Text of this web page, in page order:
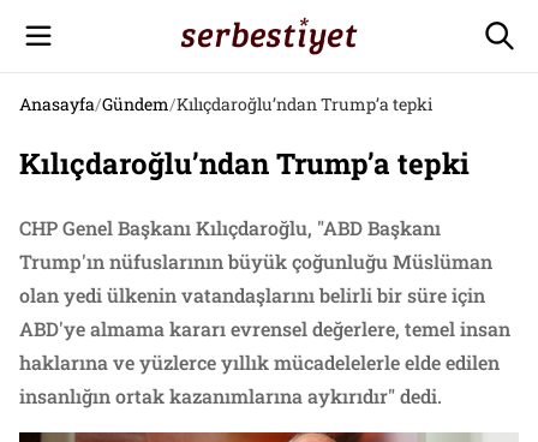
Anasayfa/Gündem/Kılıçdaroğlu’ndan Trump’a tepki
Kılıçdaroğlu’ndan Trump’a tepki
CHP Genel Başkanı Kılıçdaroğlu, "ABD Başkanı
Trump'ın nüfuslarının büyük çoğunluğu Müslüman
olan yedi ülkenin vatandaşlarını belirli bir süre için
ABD'ye almama kararı evrensel değerlere, temel insan
haklarına ve yüzlerce yıllık mücadelelerle elde edilen
insanlığın ortak kazanımlarına aykırıdır" dedi.